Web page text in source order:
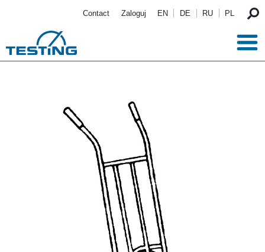
Contact Zaloguj EN DE RU PL